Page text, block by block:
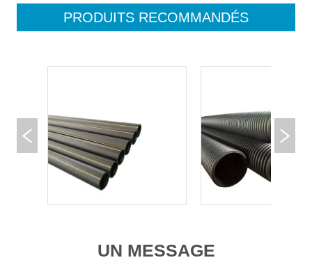
PRODUITS RECOMMANDÉS
UN MESSAGE